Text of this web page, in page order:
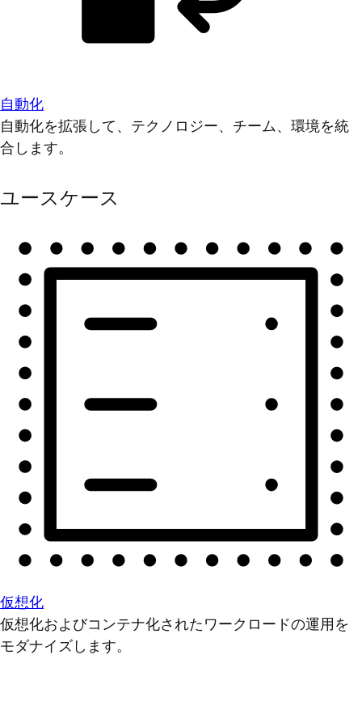
自動化
自動化を拡張して、テクノロジー、チーム、環境を統
合します。
ユースケース
仮想化
仮想化およびコンテナ化されたワークロードの運用を
モダナイズします。